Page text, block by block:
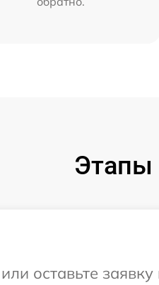
Этапы
оставьте